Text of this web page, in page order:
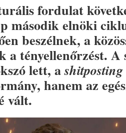
fordulat
második elnöki
beszélnek, a
a tényellenőrzést. A
lett, ashitposting
hanem az
vált.